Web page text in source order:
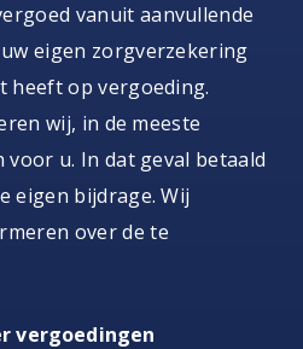
vanuit aanvullende
eigen zorgverzekering
heeft op vergoeding.
wij, in de meeste
u. In dat geval betaald
eigen bijdrage. Wij
over de te
vergoedingen